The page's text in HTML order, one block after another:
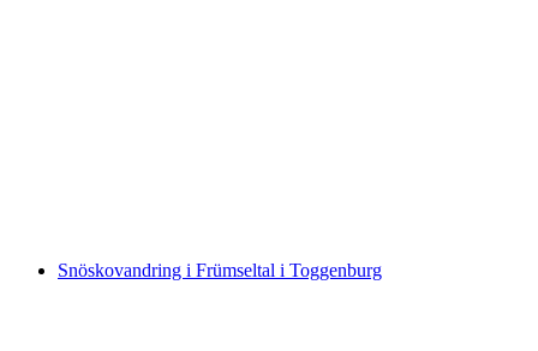
Snöskovandring i Frümseltal i Toggenburg